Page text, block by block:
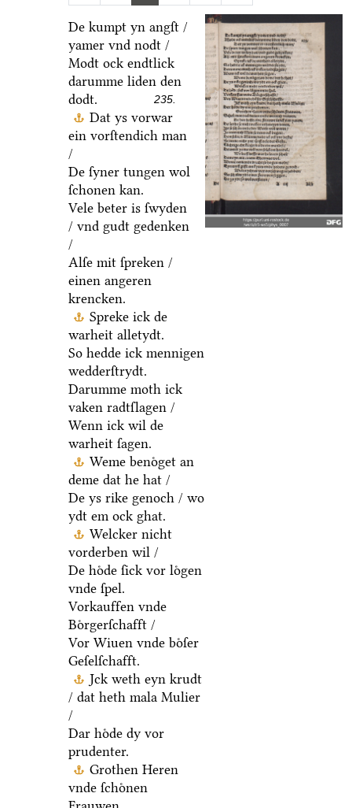
De kumpt yn angſt /
yamer vnd nodt /
Modt ock endtlick
darumme liden den
dodt.
235.
Dat ys vorwar
ein vorſtendich man
/
De ſyner tungen wol
ſchonen kan.
Vele beter is ſwyden
/ vnd gudt gedenken
/
Alſe mit ſpreken /
einen angeren
krencken.
Spreke ick de
warheit alletydt.
So hedde ick mennigen
wedderſtrydt.
Darumme moth ick
vaken radtſlagen /
Wenn ick wil de
warheit ſagen.
Weme benoͤget an
deme dat he hat /
De ys rike genoch / wo
ydt em ock ghat.
Welcker nicht
vorderben wil /
De hoͤde ſick vor loͤgen
vnde ſpel.
Vorkauffen vnde
Boͤrgerſchafft /
Vor Wiuen vnde boͤſer
Geſelſchafft.
Jck weth eyn krudt
/ dat heth mala Mulier
/
Dar hoͤde dy vor
prudenter.
Grothen Heren
vnde ſchoͤnen